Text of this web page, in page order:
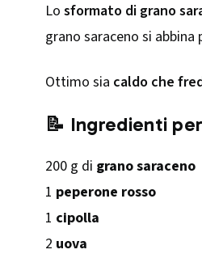
Lo sformato di grano
grano saraceno si
Ottimo sia caldo che
📝 Ingredienti
200 g di grano saraceno
1 peperone rosso
1 cipolla
2 uova